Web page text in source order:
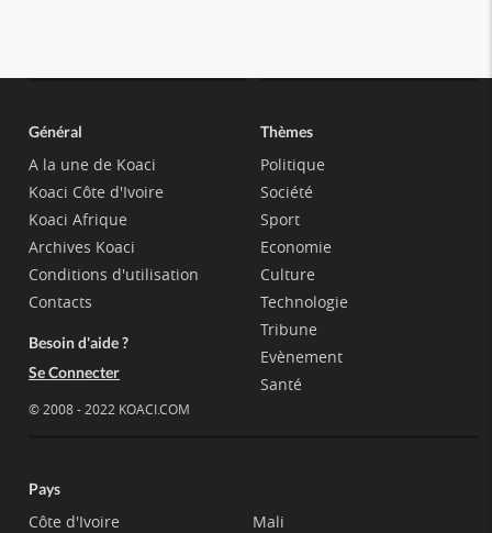
Général
A la une de Koaci
Koaci Côte d'Ivoire
Koaci Afrique
Archives Koaci
Conditions d'utilisation
Contacts
Besoin d'aide ?
Se Connecter
© 2008 - 2022 KOACI.COM
Thèmes
Politique
Société
Sport
Economie
Culture
Technologie
Tribune
Evènement
Santé
Pays
Côte d'Ivoire
Mali